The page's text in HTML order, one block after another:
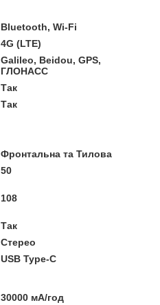
Bluetooth, Wi-Fi
4G (LTE)
Galileo, Beidou, GPS,
ГЛОНАСС
Так
Так
Фронтальна та Тилова
50
108
Так
Стерео
USB Type-C
30000 мА/год